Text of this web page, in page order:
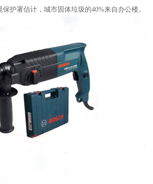
护署估计，城市固体垃圾的40%来自办公楼。